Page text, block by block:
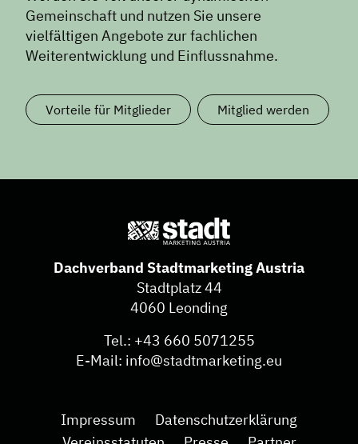
Gemeinschaft und nutzen Sie unsere
vielfältigen Angebote zur fachlichen
Weiterentwicklung und Einflussnahme.
Vorteile für Mitglieder Mitglied werden
Dachverband Stadtmarketing Austria
Stadtplatz 44
4060 Leonding
Tel.: +43 660 5071255
E-Mail: info@stadtmarketing.eu
Impressum
Datenschutzerklärung